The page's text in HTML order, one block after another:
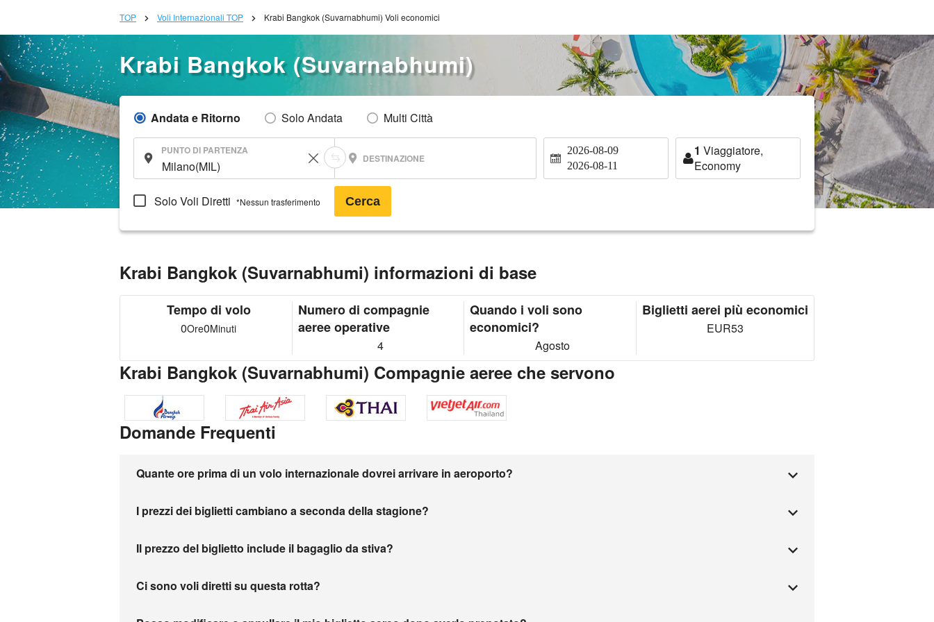
TOP Voli Internazionali TOP Krabi Bangkok (Suvarnabhumi) Voli economici
Krabi Bangkok (Suvarnabhumi)
Andata e Ritorno Solo Andata Multi Città
PUNTO DI PARTENZA
DESTINAZIONE
2026-08-09
2026-08-11
1 Viaggiatore,
Economy
Solo Voli Diretti *Nessun trasferimento Cerca
Krabi Bangkok (Suvarnabhumi) informazioni di base
Tempo di volo
0Ore0Minuti
Numero di compagnie
aeree operative
4
Quando i voli sono
economici?
Agosto
Biglietti aerei più economici
EUR53
Krabi Bangkok (Suvarnabhumi) Compagnie aeree che servono
Domande Frequenti
Quante ore prima di un volo internazionale dovrei arrivare in aeroporto?
I prezzi dei biglietti cambiano a seconda della stagione?
Il prezzo del biglietto include il bagaglio da stiva?
Ci sono voli diretti su questa rotta?